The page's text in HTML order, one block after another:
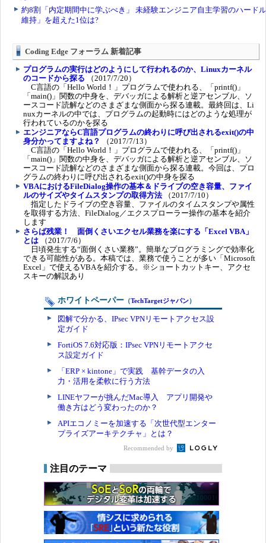
Coding Edge フォーラム 新着記事
プログラムの実行はどのようにして行われるのか、Linuxカーネル
のコードから探る （2017/7/20）
C言語の「Hello World！」プログラムで使われる、「printf()」
「main()」関数の中身を、デバッガによる解析と逆アセンブル、ソ
ースコード読解などのさまざまな側面から探る連載。最終回は、Li
nuxカーネルの中では、プログラムの起動時にはどのような処理が
行われているのかを探る
エンジニアならC言語プログラムの終わりに呼び出されるexit()の中
身分かってますよね？
（2017/7/13）
C言語の「Hello World！」プログラムで使われる、「printf()」
「main()」関数の中身を、デバッガによる解析と逆アセンブル、ソ
ースコード読解などのさまざまな側面から探る連載。今回は、プロ
グラムの終わりに呼び出されるexit()の中身を探る
VBAにおけるFileDialog操作の基本＆ドライブの空き容量、ファイ
ルのサイズやタイムスタンプの取得方法（2017/7/10）
指定したドライブの空き容量、ファイルのタイムスタンプや属性
を取得する方法、FileDialog／エクスプローラー操作の基本を紹介
します
さらば残業！ 面倒くさいエクセル業務を楽にする「Excel VBA」
とは （2017/7/6）
日頃発生する“面倒くさい業務”。簡単なプログラミングで効率化
できる可能性がある。本稿では、業務で使うことが多い「Microsoft
Excel」で使えるVBAを紹介する。※ショートカットキー、アクセ
スキーの解説あり
ホワイトペーパー （TechTargetジャパン）
図解で分かる、IPsec VPNリモートアクセス設
定ガイド
FortiOS 7.6対応版：IPsec VPNリモートアクセ
ス設定ガイド
「ERP × kintone」で実践 基幹データの入
力・活用を柔軟に行う方法
LINEヤフーが挑んだMac導入 アプリ開発や
働き方はどう変わったのか？
APIエコノミーを加速する「次世代型エンター
プライズアーキテクチャ」とは？
Recommended by
注目のテーマ